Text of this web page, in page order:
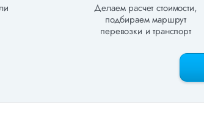
Делаем расчет стоимости,
подбираем маршрут
перевозки и транспорт